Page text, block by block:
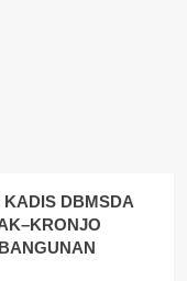
KADIS DBMSDA